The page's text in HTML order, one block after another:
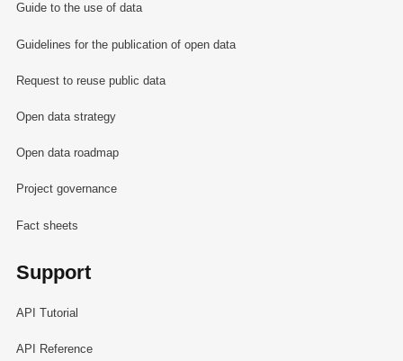
Guide to the use of data
Guidelines for the publication of open data
Request to reuse public data
Open data strategy
Open data roadmap
Project governance
Fact sheets
Support
API Tutorial
API Reference